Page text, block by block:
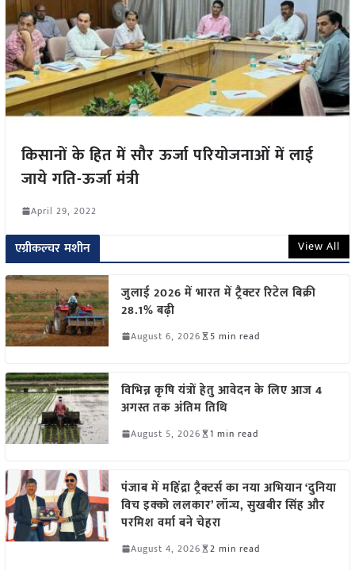
किसानों के हित में सौर ऊर्जा परियोजनाओं में लाई
जाये गति-ऊर्जा मंत्री
April 29, 2022
एग्रीकल्चर मशीन View All
जुलाई 2026 में भारत में ट्रैक्टर रिटेल बिक्री
28.1% बढ़ी
August 6, 2026 5 min read
विभिन्न कृषि यंत्रों हेतु आवेदन के लिए आज 4
अगस्त तक अंतिम तिथि
August 5, 2026 1 min read
पंजाब में महिंद्रा ट्रैक्टर्स का नया अभियान ‘दुनिया
विच इक्को ललकार’ लॉन्च, सुखबीर सिंह और
परमिश वर्मा बने चेहरा
August 4, 2026 2 min read